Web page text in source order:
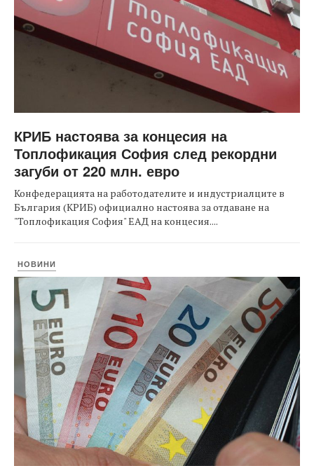
КРИБ настоява за концесия на
Топлофикация София след рекордни
загуби от 220 млн. евро
Конфедерацията на работодателите и индустриалците в
България (КРИБ) официално настоява за отдаване на
"Топлофикация София" ЕАД на концесия....
НОВИНИ